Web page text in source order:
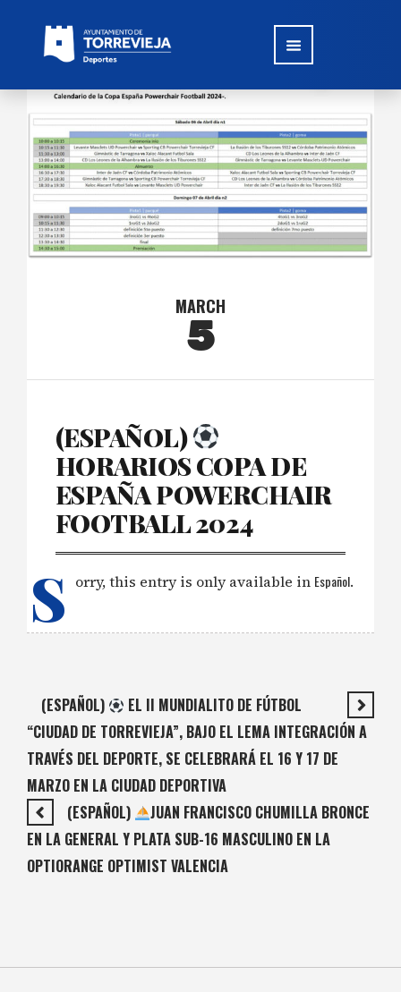
MARCH
5
(ESPAÑOL) ‍
HORARIOS COPA DE
ESPAÑA POWERCHAIR
FOOTBALL 2024
S orry, this entry is only available in Español.
(ESPAÑOL)
EL II MUNDIALITO DE FÚTBOL
“CIUDAD DE TORREVIEJA”, BAJO EL LEMA INTEGRACIÓN A
TRAVÉS DEL DEPORTE, SE CELEBRARÁ EL 16 Y 17 DE
MARZO EN LA CIUDAD DEPORTIVA
(ESPAÑOL)
JUAN FRANCISCO CHUMILLA BRONCE
EN LA GENERAL Y PLATA SUB-16 MASCULINO EN LA
OPTIORANGE OPTIMIST VALENCIA